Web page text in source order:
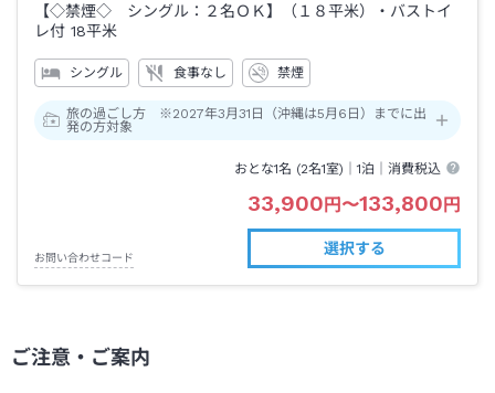
【◇禁煙◇ シングル：２名ＯＫ】（１８平米）・バストイ
レ付 18平米
シングル 食事なし 禁煙
旅の過ごし方 ※2027年3月31日（沖縄は5月6日）までに出
発の方対象
おとな1名 (2名1室)｜1泊 ｜消費税込
33,900円〜133,800円
お問い合わせコード
選択する
ご注意・ご案内